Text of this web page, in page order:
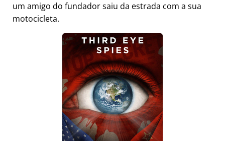
um amigo do fundador saiu da estrada com a sua
motocicleta.